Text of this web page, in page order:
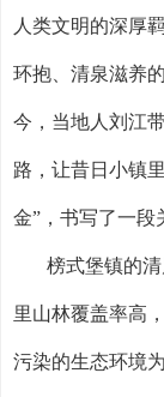
人类文明的深厚
环抱、清泉滋养
今，当地人刘江
路，让昔日小镇
金”，书写了一段
榜式堡镇的清
里山林覆盖率高
污染的生态环境